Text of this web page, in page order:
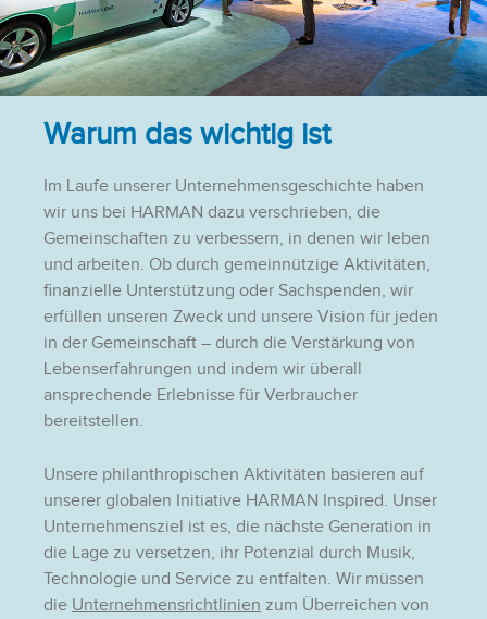
Warum das wichtig ist
Im Laufe unserer Unternehmensgeschichte haben
wir uns bei HARMAN dazu verschrieben, die
Gemeinschaften zu verbessern, in denen wir leben
und arbeiten. Ob durch gemeinnützige Aktivitäten,
finanzielle Unterstützung oder Sachspenden, wir
erfüllen unseren Zweck und unsere Vision für jeden
in der Gemeinschaft – durch die Verstärkung von
Lebenserfahrungen und indem wir überall
ansprechende Erlebnisse für Verbraucher
bereitstellen.
Unsere philanthropischen Aktivitäten basieren auf
unserer globalen Initiative HARMAN Inspired. Unser
Unternehmensziel ist es, die nächste Generation in
die Lage zu versetzen, ihr Potenzial durch Musik,
Technologie und Service zu entfalten. Wir müssen
die Unternehmensrichtlinien zum Überreichen von